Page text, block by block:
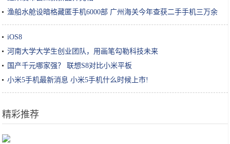
渔船水舱设暗格藏匿手机6000部 广州海关今年查获二手手机三万余
部!
iOS8
河南大学大学生创业团队，用画笔勾勒科技未来
国产千元哪家强？ 联想S8对比小米平板
小米5手机最新消息 小米5手机什么时候上市!
精彩推荐